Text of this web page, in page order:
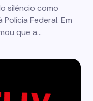
silêncio como
Federal. Em
que a…